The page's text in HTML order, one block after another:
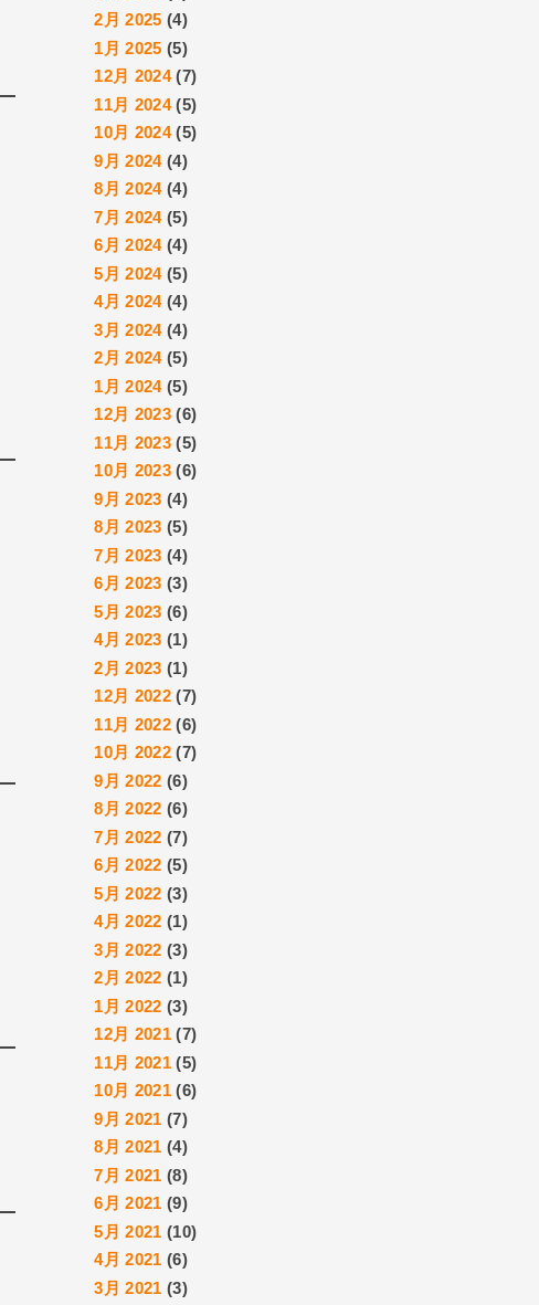
2月 2025 (4)
1月 2025 (5)
12月 2024(7)
11月 2024(5)
10月 2024(5)
9月 2024(4)
8月 2024(4)
7月 2024(5)
6月 2024(4)
5月 2024(5)
4月 2024(4)
3月 2024(4)
2月 2024(5)
1月 2024(5)
12月 2023 (6)
11月 2023 (5)
10月 2023 (6)
9月 2023 (4)
8月 2023 (5)
7月 2023 (4)
6月 2023 (3)
5月 2023 (6)
4月 2023 (1)
2月 2023 (1)
12月 2022 (7)
11月 2022 (6)
10月 2022 (7)
9月 2022 (6)
8月 2022 (6)
7月 2022 (7)
6月 2022 (5)
5月 2022 (3)
4月 2022 (1)
3月 2022 (3)
2月 2022 (1)
1月 2022 (3)
12月 2021 (7)
11月 2021 (5)
10月 2021 (6)
9月 2021 (7)
8月 2021 (4)
7月 2021 (8)
6月 2021 (9)
5月 2021 (10)
4月 2021 (6)
3月 2021 (3)